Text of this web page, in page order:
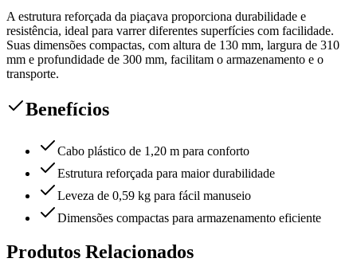
A estrutura reforçada da piaçava proporciona durabilidade e
resistência, ideal para varrer diferentes superfícies com facilidade.
Suas dimensões compactas, com altura de 130 mm, largura de 310
mm e profundidade de 300 mm, facilitam o armazenamento e o
transporte.
Benefícios
Cabo plástico de 1,20 m para conforto
Estrutura reforçada para maior durabilidade
Leveza de 0,59 kg para fácil manuseio
Dimensões compactas para armazenamento eficiente
Produtos Relacionados